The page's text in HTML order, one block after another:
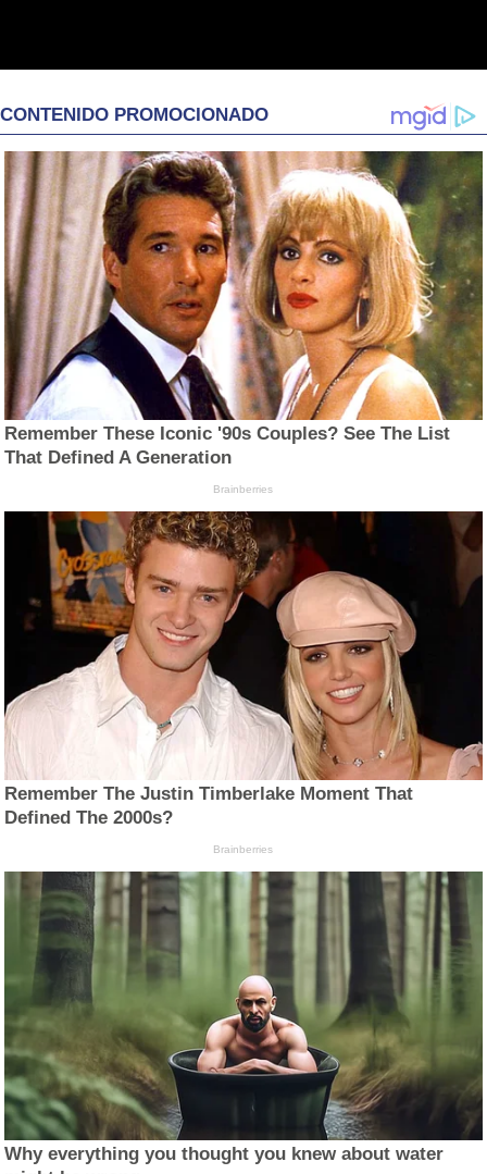
CONTENIDO PROMOCIONADO
Remember These Iconic '90s Couples? See The List
That Defined A Generation
Brainberries
Remember The Justin Timberlake Moment That
Defined The 2000s?
Brainberries
Why everything you thought you knew about water